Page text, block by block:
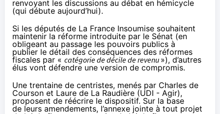
renvoyant les discussions au débat en hémicycle
(qui débute aujourd’hui).
Si les députés de La France Insoumise souhaitent
maintenir la réforme introduite par le Sénat (en
obligeant au passage les pouvoirs publics à
publier le détail des conséquences des réformes
fiscales par « catégorie de décile de revenu »), d’autres
élus vont défendre une version de compromis.
Une trentaine de centristes, menés par Charles de
Courson et Laure de La Raudière (UDI - Agir),
proposent de réécrire le dispositif. Sur la base
de leurs amendements, l’annexe jointe à tout projet